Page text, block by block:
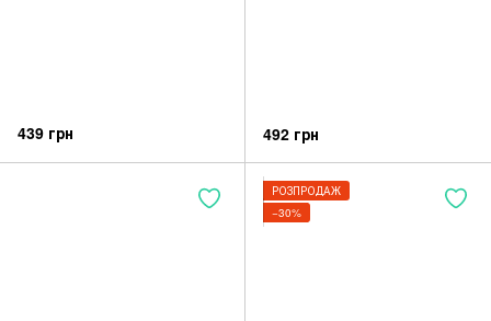
439 грн 492 грн
РОЗПРОДАЖ
−30%